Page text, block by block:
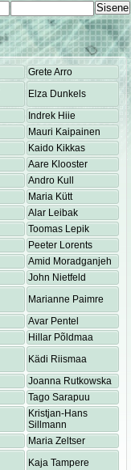
Grete Arro
Elza Dunkels
Indrek Hiie
Mauri Kaipainen
Kaido Kikkas
Aare Klooster
Andro Kull
Maria Kütt
Alar Leibak
Toomas Lepik
Peeter Lorents
Amid Moradganjeh
John Nietfeld
Marianne Paimre
Avar Pentel
Hillar Põldmaa
Kädi Riismaa
Joanna Rutkowska
Tago Sarapuu
Kristjan-Hans
Sillmann
Maria Zeltser
Kaja Tampere